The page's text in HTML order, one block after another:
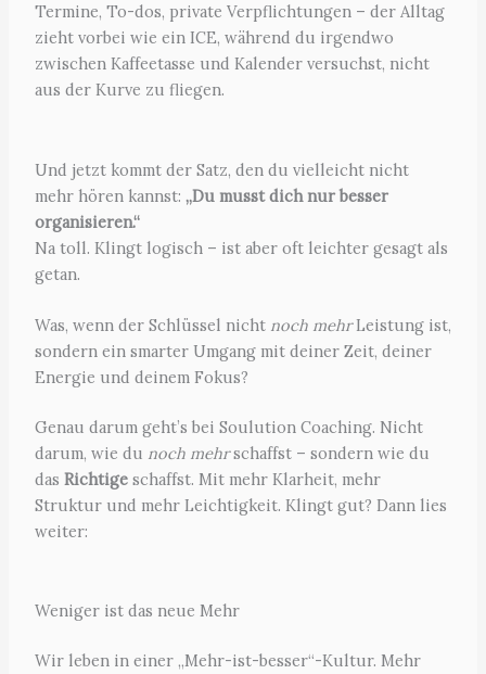
Termine, To-dos, private Verpflichtungen – der Alltag
zieht vorbei wie ein ICE, während du irgendwo
zwischen Kaffeetasse und Kalender versuchst, nicht
aus der Kurve zu fliegen.
Und jetzt kommt der Satz, den du vielleicht nicht
mehr hören kannst: „Du musst dich nur besser
organisieren.“
Na toll. Klingt logisch – ist aber oft leichter gesagt als
getan.
Was, wenn der Schlüssel nicht noch mehrLeistung ist,
sondern ein smarter Umgang mit deiner Zeit, deiner
Energie und deinem Fokus?
Genau darum geht’s bei Soulution Coaching. Nicht
darum, wie du noch mehrschaffst – sondern wie du
das Richtigeschaffst. Mit mehr Klarheit, mehr
Struktur und mehr Leichtigkeit. Klingt gut? Dann lies
weiter:
Weniger ist das neue Mehr
Wir leben in einer „Mehr-ist-besser“-Kultur. Mehr